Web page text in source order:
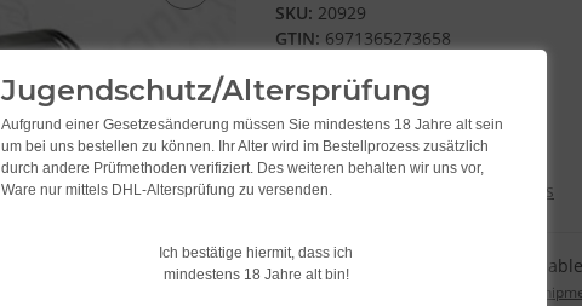
SKU: 20929
GTIN: 6971365273658
3,95
incl. 19% VAT , plus shipping costs
Delivery status: Immediately
(DE - int.
Jugendschutz/Altersprüfung
Aufgrund einer Gesetzesänderung müssen Sie mindestens 18 Jahre alt sein
um bei uns bestellen zu können. Ihr Alter wird im Bestellprozess zusätzlich
durch andere Prüfmethoden verifiziert. Des weiteren behalten wir uns vor,
Ware nur mittels DHL-Altersprüfung zu versenden.
Ich bestätige hiermit, dass ich
mindestens 18 Jahre alt bin!